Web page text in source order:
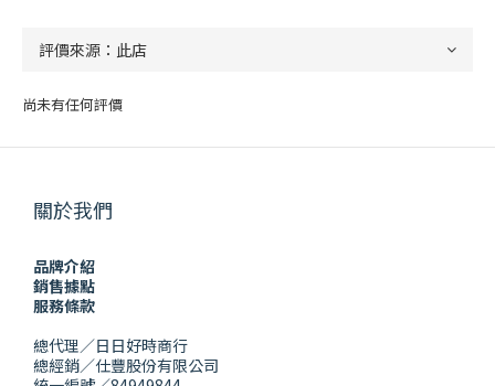
尚未有任何評價
關於我們
品牌介紹
銷售據點
服務條款
總代理／日日好時商行
總經銷／仕豐股份有限公司